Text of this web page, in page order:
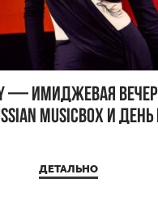
— имиджевая
MUSICBOX и
ДЕТАЛЬНО